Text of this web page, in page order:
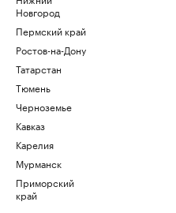
Новгород
Пермский край
Ростов-на-Дону
Татарстан
Тюмень
Черноземье
Кавказ
Карелия
Мурманск
Приморский
край